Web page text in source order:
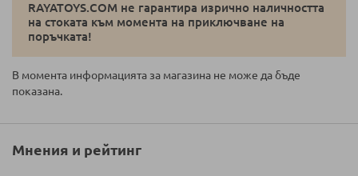
RAYATOYS.COM не гарантира изрично наличността
на стоката към момента на приключване на
поръчката!
В момента информацията за магазина не може да бъде
показана.
Мнения и рейтинг